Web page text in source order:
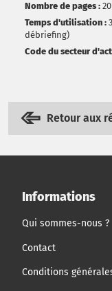
Nombre de pages : 20
Temps d'utilisation :
débriefing)
Code du secteur
Retour aux
Informations
Qui sommes-nous ?
Contact
Conditions